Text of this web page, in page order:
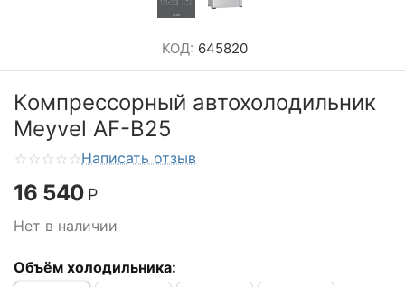
КОД: 645820
Компрессорный автохолодильник
Meyvel AF-B25
Написать отзыв
16 540 Р
Нет в наличии
Объём холодильника: